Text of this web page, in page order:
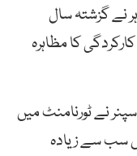
نے گزشتہ سال
کا مظاہرہ
نے ٹورنامنٹ میں
سب سے زیادہ